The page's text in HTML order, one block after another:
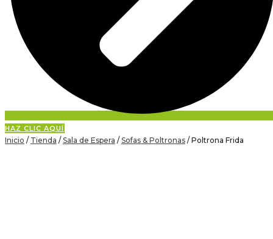
HAZ CLIC AQUÍ
Inicio / Tienda / Sala de Espera / Sofas & Poltronas / Poltrona Frida